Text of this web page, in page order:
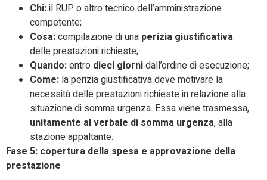
Chi:il RUP o altro tecnico dell’amministrazione
competente;
Cosa:compilazione di una perizia giustificativa
delle prestazioni richieste;
Quando:entro dieci giornidall’ordine di esecuzione;
Come: la perizia giustificativa deve motivare la
necessità delle prestazioni richieste in relazione alla
situazione di somma urgenza. Essa viene trasmessa,
unitamente al verbale di somma urgenza, alla
stazione appaltante.
Fase 5: copertura della spesa e approvazione della
prestazione